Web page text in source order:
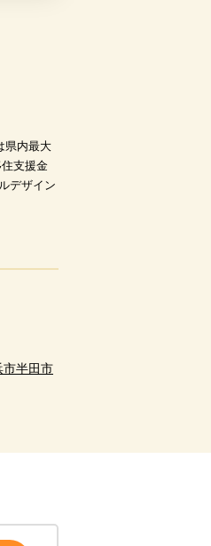
県内最大
支援金
デザイン
市半田市